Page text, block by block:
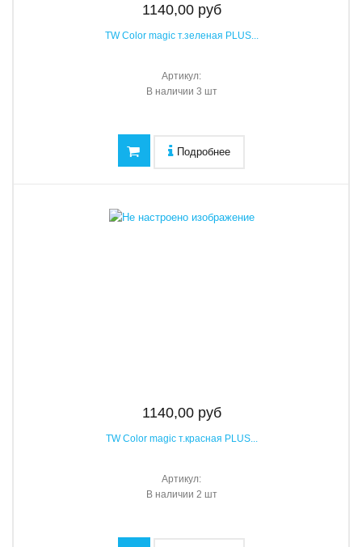
1140,00 руб
TW Color magic т.зеленая PLUS...
Артикул:
В наличии 3 шт
Подробнее
1140,00 руб
TW Color magic т.красная PLUS...
Артикул:
В наличии 2 шт